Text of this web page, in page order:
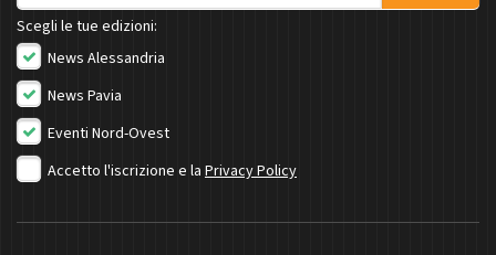
Scegli le tue edizioni:
News Alessandria
News Pavia
Eventi Nord-Ovest
Accetto l'iscrizione e la Privacy Policy